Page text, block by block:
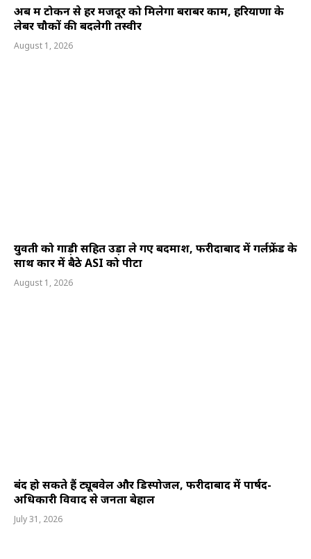
अब श्रम टोकन से हर मजदूर को मिलेगा बराबर काम, हरियाणा के
लेबर चौकों की बदलेगी तस्वीर
August 1, 2026
युवती को गाड़ी सहित उड़ा ले गए बदमाश, फरीदाबाद में गर्लफ्रेंड के
साथ कार में बैठे ASI को पीटा
August 1, 2026
बंद हो सकते हैं ट्यूबवेल और डिस्पोजल, फरीदाबाद में पार्षद-
अधिकारी विवाद से जनता बेहाल
July 31, 2026